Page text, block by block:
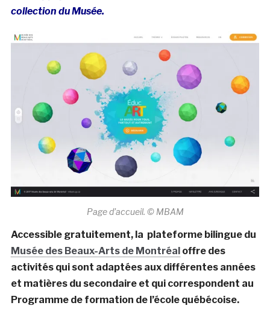
collection du Musée.
Page d’accueil. © MBAM
Accessible gratuitement, la plateforme bilingue du
Musée des Beaux-Arts de Montréaloffre des
activités qui sont adaptées aux différentes années
et matières du secondaire et qui correspondent au
Programme de formation de l’école québécoise.